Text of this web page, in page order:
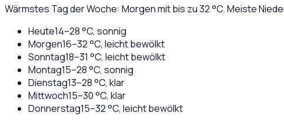
Wärmstes Tag der Woche: Morgen mit bis zu 32 °C. Meiste
Heute14–28°C, sonnig
Morgen16–32°C, leicht bewölkt
Sonntag18–31 °C, leicht bewölkt
Montag15–28°C, sonnig
Dienstag13–28°C, klar
Mittwoch15–30°C, klar
Donnerstag15–32°C, leicht bewölkt